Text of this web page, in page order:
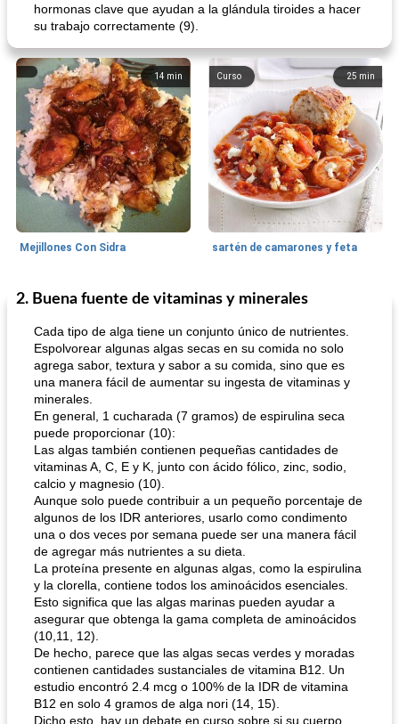
hormonas clave que ayudan a la glándula tiroides a hacer
su trabajo correctamente (9).
14 min
Mejillones Con Sidra
25 min
Curso
sartén de camarones y feta
80min
Sopas, Guisos Y Chili
sopa de lentejas negras del chef john
Bollos
2. Buena fuente de vitaminas y minerales
Cada tipo de alga tiene un conjunto único de nutrientes.
Espolvorear algunas algas secas en su comida no solo
agrega sabor, textura y sabor a su comida, sino que es
una manera fácil de aumentar su ingesta de vitaminas y
minerales.
En general, 1 cucharada (7 gramos) de espirulina seca
puede proporcionar (10):
Las algas también contienen pequeñas cantidades de
vitaminas A, C, E y K, junto con ácido fólico, zinc, sodio,
calcio y magnesio (10).
Aunque solo puede contribuir a un pequeño porcentaje de
algunos de los IDR anteriores, usarlo como condimento
una o dos veces por semana puede ser una manera fácil
de agregar más nutrientes a su dieta.
La proteína presente en algunas algas, como la espirulina
y la clorella, contiene todos los aminoácidos esenciales.
Esto significa que las algas marinas pueden ayudar a
asegurar que obtenga la gama completa de aminoácidos
(10,11, 12).
De hecho, parece que las algas secas verdes y moradas
contienen cantidades sustanciales de vitamina B12. Un
estudio encontró 2.4 mcg o 100% de la IDR de vitamina
B12 en solo 4 gramos de alga nori (14, 15).
Dicho esto, hay un debate en curso sobre si su cuerpo